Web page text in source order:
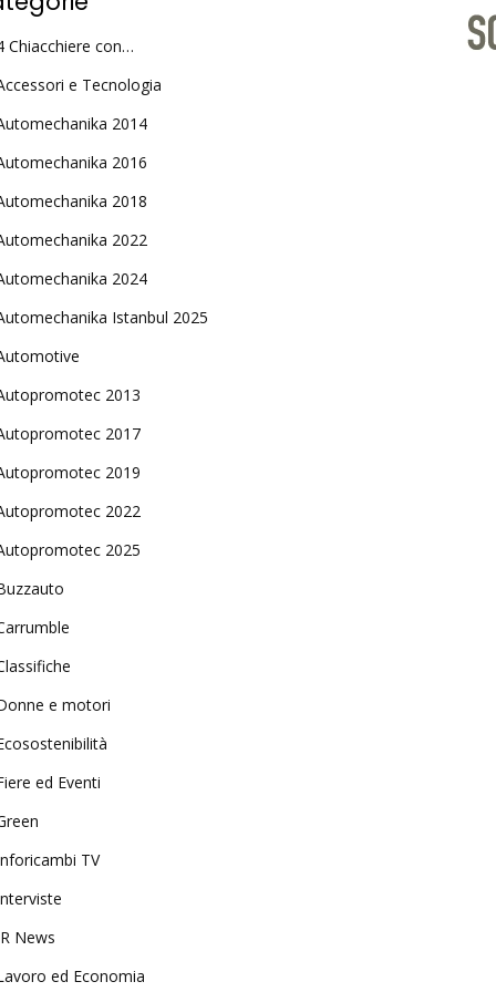
Chiacchiere con…
e Tecnologia
2014
2016
2018
2022
2024
Istanbul 2025
2013
2017
2019
2022
2025
e motori
ed Eventi
TV
News
ed Economia